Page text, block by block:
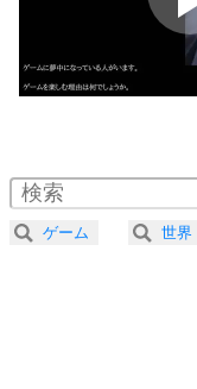
気
4 器
2.0倍速 （
2.5倍速 （
3.0倍速 （
ゲーム 世界